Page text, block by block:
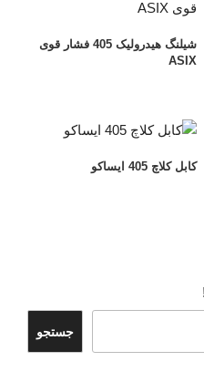
شیلنگ هیدرولیک 405 فشار قوی
ASIX
کابل کلاچ 405 ایساکو
جستجو